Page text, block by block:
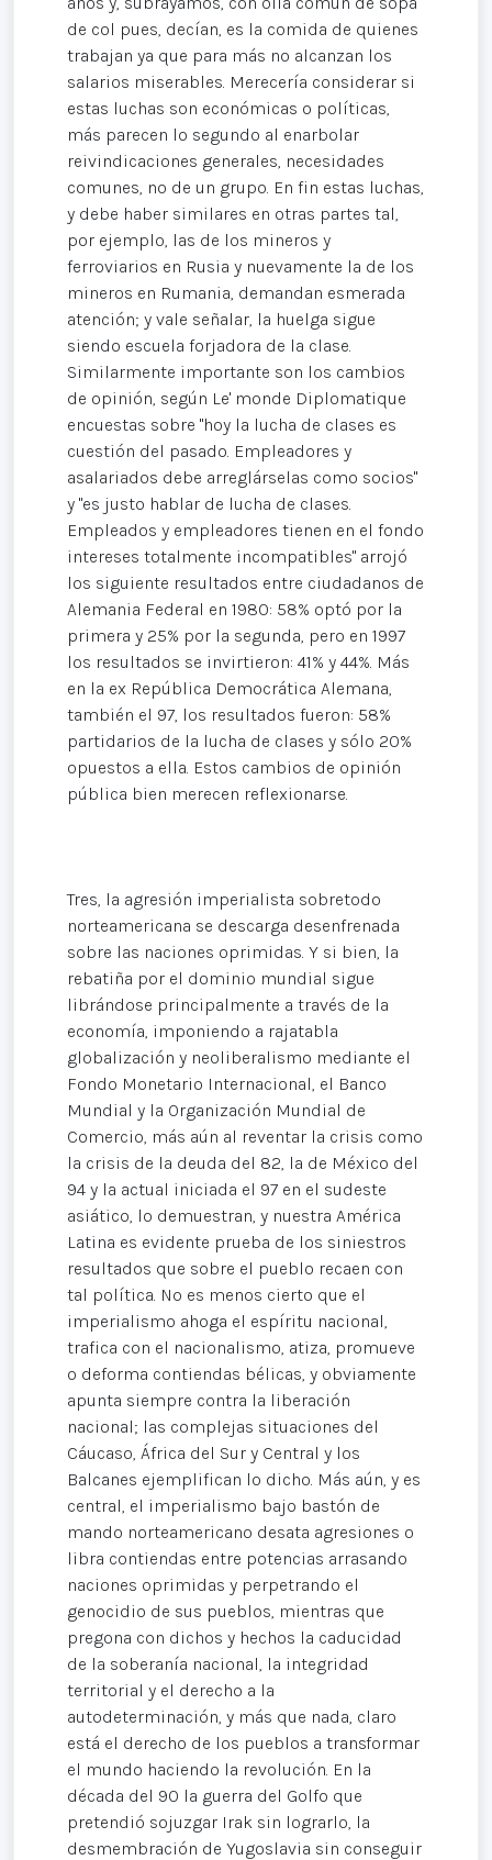
de col pues, decían, es la comida de quienes
trabajan ya que para más no alcanzan los
salarios miserables. Merecería considerar si
estas luchas son económicas o políticas,
más parecen lo segundo al enarbolar
reivindicaciones generales, necesidades
comunes, no de un grupo. En fin estas luchas,
y debe haber similares en otras partes tal,
por ejemplo, las de los mineros y
ferroviarios en Rusia y nuevamente la de los
mineros en Rumania, demandan esmerada
atención; y vale señalar, la huelga sigue
siendo escuela forjadora de la clase.
Similarmente importante son los cambios
de opinión, según Le' monde Diplomatique
encuestas sobre "hoy la lucha de clases es
cuestión del pasado. Empleadores y
asalariados debe arreglárselas como socios"
y "es justo hablar de lucha de clases.
Empleados y empleadores tienen en el fondo
intereses totalmente incompatibles" arrojó
los siguiente resultados entre ciudadanos de
Alemania Federal en 1980: 58% optó por la
primera y 25% por la segunda, pero en 1997
los resultados se invirtieron: 41% y 44%. Más
en la ex República Democrática Alemana,
también el 97, los resultados fueron: 58%
partidarios de la lucha de clases y sólo 20%
opuestos a ella. Estos cambios de opinión
pública bien merecen reflexionarse.
Tres, la agresión imperialista sobretodo
norteamericana se descarga desenfrenada
sobre las naciones oprimidas. Y si bien, la
rebatiña por el dominio mundial sigue
librándose principalmente a través de la
economía, imponiendo a rajatabla
globalización y neoliberalismo mediante el
Fondo Monetario Internacional, el Banco
Mundial y la Organización Mundial de
Comercio, más aún al reventar la crisis como
la crisis de la deuda del 82, la de México del
94 y la actual iniciada el 97 en el sudeste
asiático, lo demuestran, y nuestra América
Latina es evidente prueba de los siniestros
resultados que sobre el pueblo recaen con
tal política. No es menos cierto que el
imperialismo ahoga el espíritu nacional,
trafica con el nacionalismo, atiza, promueve
o deforma contiendas bélicas, y obviamente
apunta siempre contra la liberación
nacional; las complejas situaciones del
Cáucaso, África del Sur y Central y los
Balcanes ejemplifican lo dicho. Más aún, y es
central, el imperialismo bajo bastón de
mando norteamericano desata agresiones o
libra contiendas entre potencias arrasando
naciones oprimidas y perpetrando el
genocidio de sus pueblos, mientras que
pregona con dichos y hechos la caducidad
de la soberanía nacional, la integridad
territorial y el derecho a la
autodeterminación, y más que nada, claro
está el derecho de los pueblos a transformar
el mundo haciendo la revolución. En la
década del 90 la guerra del Golfo que
pretendió sojuzgar Irak sin lograrlo, la
desmembración de Yugoslavia sin conseguir